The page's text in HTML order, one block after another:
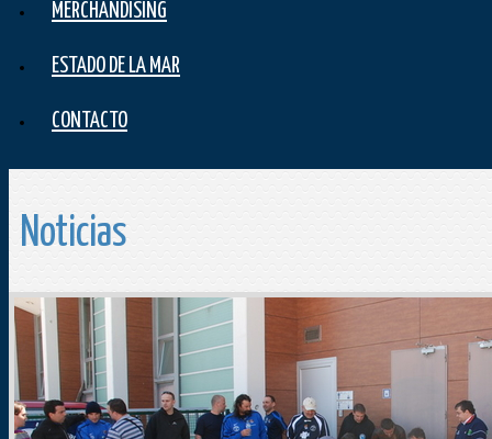
MERCHANDISING
ESTADO DE LA MAR
CONTACTO
Noticias